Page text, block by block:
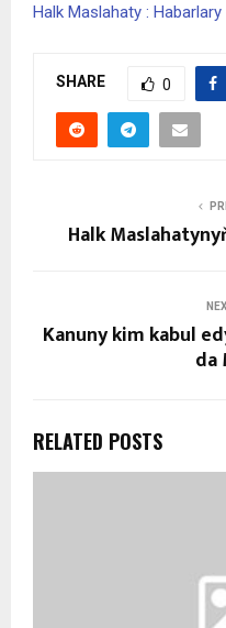
Halk Maslahaty :
SHARE 0
Halk
Kanuny kim kabul
da
RELATED POSTS